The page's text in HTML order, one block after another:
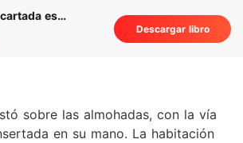
es
Descargar libro
sobre las almohadas, con la vía
en su mano. La habitación